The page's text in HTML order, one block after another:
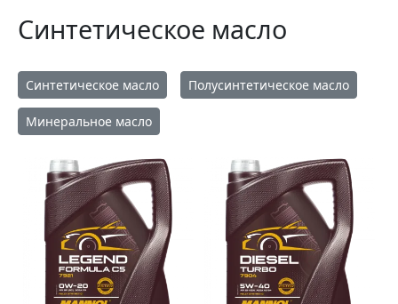
Синтетическое масло
Синтетическое масло Полусинтетическое масло
Минеральное масло